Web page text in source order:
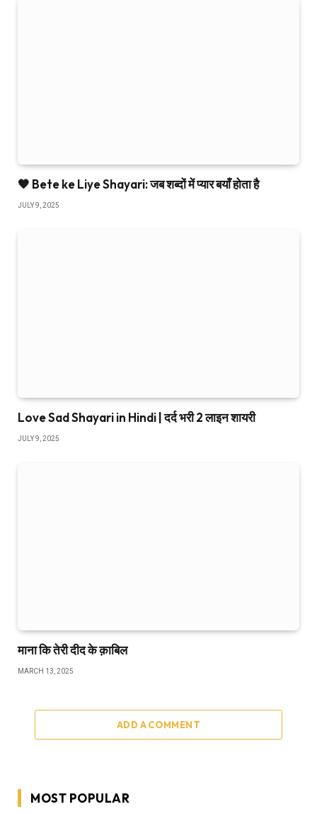
🧡 Bete ke Liye Shayari: जब शब्दों में प्यार बयाँ होता है
JULY 9, 2025
Love Sad Shayari in Hindi | दर्द भरी 2 लाइन शायरी
JULY 9, 2025
माना कि तेरी दीद के क़ाबिल
MARCH 13, 2025
ADD A COMMENT
MOST POPULAR